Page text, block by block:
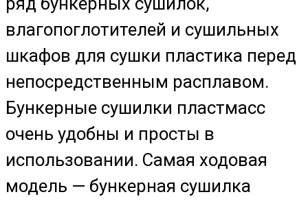
влагопоглотителей и сушильных
шкафов для сушки пластика перед
непосредственным расплавом.
Бункерные сушилки пластмасс
очень удобны и просты в
использовании. Самая ходовая
модель — бункерная сушилка